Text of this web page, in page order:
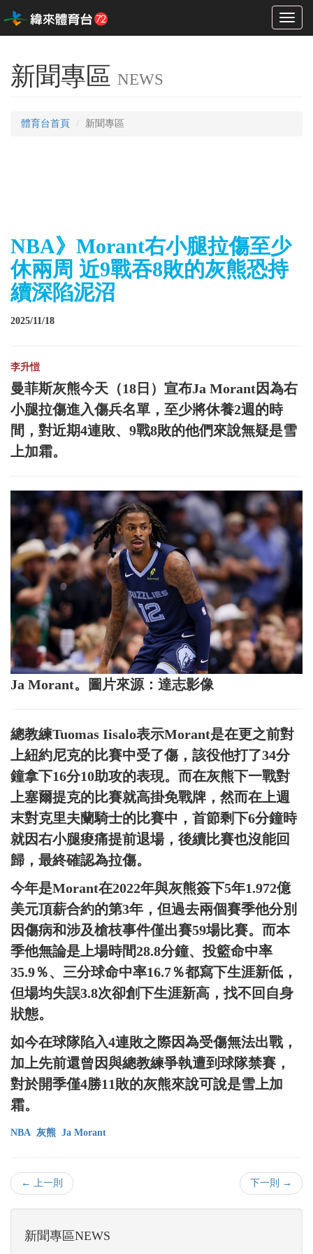
Toggle
新聞專區 NEWS
體育台首頁 新聞專區
NBA》Morant右小腿拉傷至少
休兩周 近9戰吞8敗的灰熊恐持
續深陷泥沼
2025/11/18
李升愷
曼菲斯灰熊今天（18日）宣布Ja Morant因為右
小腿拉傷進入傷兵名單，至少將休養2週的時
間，對近期4連敗、9戰8敗的他們來說無疑是雪
上加霜。
Ja Morant。圖片來源：達志影像
總教練Tuomas Iisalo表示Morant是在更之前對
上紐約尼克的比賽中受了傷，該役他打了34分
鐘拿下16分10助攻的表現。而在灰熊下一戰對
上塞爾提克的比賽就高掛免戰牌，然而在上週
末對克里夫蘭騎士的比賽中，首節剩下6分鐘時
就因右小腿痠痛提前退場，後續比賽也沒能回
歸，最終確認為拉傷。
今年是Morant在2022年與灰熊簽下5年1.972億
美元頂薪合約的第3年，但過去兩個賽季他分別
因傷病和涉及槍枝事件僅出賽59場比賽。而本
季他無論是上場時間28.8分鐘、投籃命中率
35.9％、三分球命中率16.7％都寫下生涯新低，
但場均失誤3.8次卻創下生涯新高，找不回自身
狀態。
如今在球隊陷入4連敗之際因為受傷無法出戰，
加上先前還曾因與總教練爭執遭到球隊禁賽，
對於開季僅4勝11敗的灰熊來說可說是雪上加
霜。
NBA 灰熊 Ja Morant
← 上一則 下一則 →
新聞專區NEWS